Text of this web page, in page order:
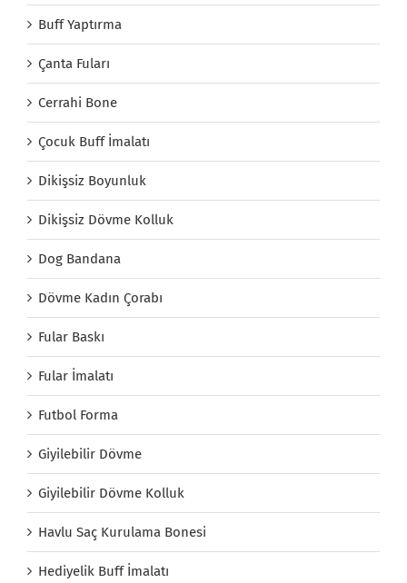
Buff Yaptırma
Çanta Fuları
Cerrahi Bone
Çocuk Buff İmalatı
Dikişsiz Boyunluk
Dikişsiz Dövme Kolluk
Dog Bandana
Dövme Kadın Çorabı
Fular Baskı
Fular İmalatı
Futbol Forma
Giyilebilir Dövme
Giyilebilir Dövme Kolluk
Havlu Saç Kurulama Bonesi
Hediyelik Buff İmalatı